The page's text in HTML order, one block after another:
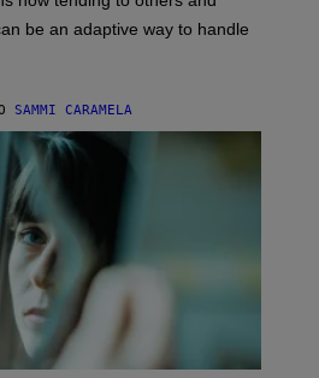
be an adaptive way to handle
SAMMI CARAMELA